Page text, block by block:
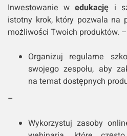
Inwestowanie wedukację i
istotny krok, który pozwala na
możliwości Twoich produktów. –
Organizuj regularne
swojego zespołu, aby
na temat dostępnych
–
Wykorzystuj zasoby